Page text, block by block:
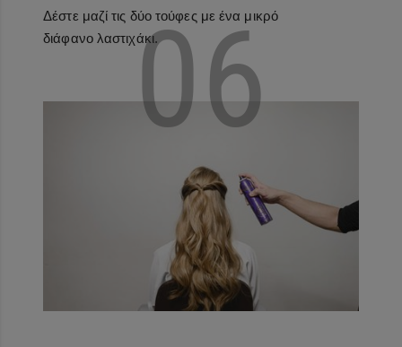
Δέστε μαζί τις δύο τούφες με ένα μικρό
διάφανο λαστιχάκι.06